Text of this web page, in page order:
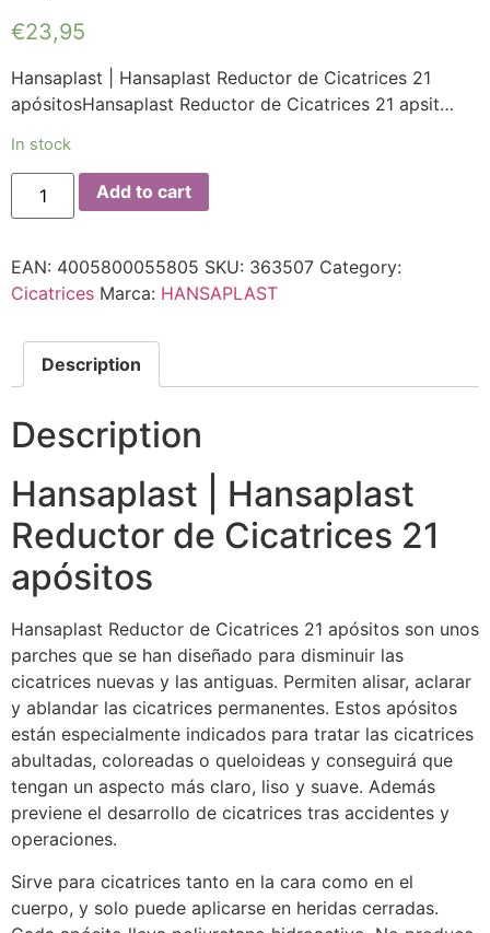
€23,95
Hansaplast | Hansaplast Reductor de Cicatrices 21
apósitosHansaplast Reductor de Cicatrices 21 apsit…
In stock
Add to cart
EAN: 4005800055805 SKU: 363507 Category:
Cicatrices Marca: HANSAPLAST
Description
Description
Hansaplast | Hansaplast
Reductor de Cicatrices 21
apósitos
Hansaplast Reductor de Cicatrices 21 apósitos son unos
parches que se han diseñado para disminuir las
cicatrices nuevas y las antiguas. Permiten alisar, aclarar
y ablandar las cicatrices permanentes. Estos apósitos
están especialmente indicados para tratar las cicatrices
abultadas, coloreadas o queloideas y conseguirá que
tengan un aspecto más claro, liso y suave. Además
previene el desarrollo de cicatrices tras accidentes y
operaciones.
Sirve para cicatrices tanto en la cara como en el
cuerpo, y solo puede aplicarse en heridas cerradas.